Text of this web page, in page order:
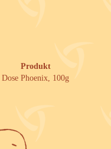
Produkt
Dose Phoenix, 100g